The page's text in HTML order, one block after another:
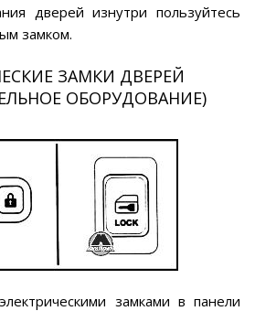
дверей изнутри пользуйтесь
замком.
ЗАМКИ ДВЕРЕЙ
ОБОРУДОВАНИЕ)
замками в панели